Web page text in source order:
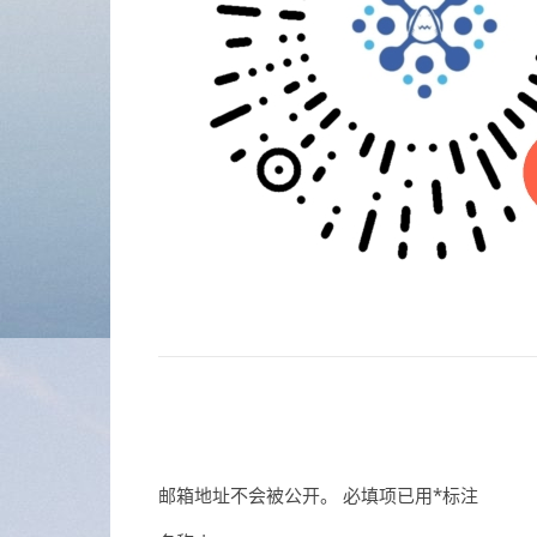
邮箱地址不会被公开。 必填项已用*标注